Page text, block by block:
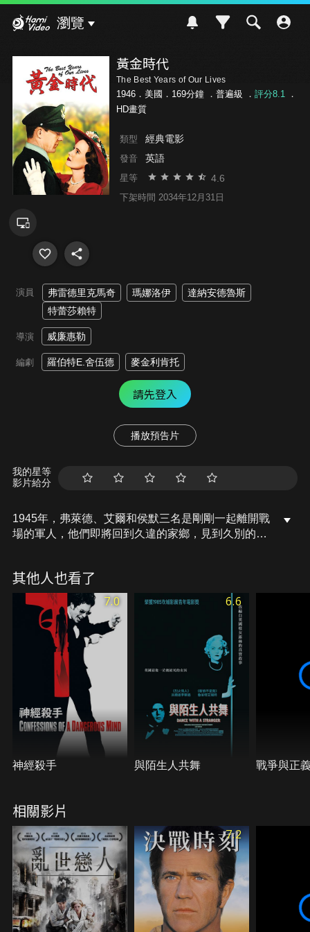
瀏覽
黃金時代
The Best Years of Our Lives
1946．美國．169分鐘 ． 普遍級 ． 評分8.1．
HD畫質
類型 經典電影
發音 英語
星等 4.6
下架時間 2034年12月31日
演員 弗雷德里克馬奇 瑪娜洛伊
達納安德魯斯
特蕾莎賴特
導演 威廉惠勒
編劇 羅伯特E.舍伍德 麥金利肯托
請先登入
播放預告片
我的星等
影片給分
1945年，弗萊德、艾爾和侯默三名是剛剛一起離開戰
場的軍人，他們即將回到久違的家鄉，見到久別的親
的平安歸來，讓米莉的內心陷入狂喜久久不能平靜，
帶著已長大成人的一雙兒女，四口之家未來幸福又光
明。弗萊德就沒有這麼幸運了，不僅父母的狀況不樂
觀，新婚的妻子也夜夜狂歡於歡場之中。對於侯默來
說，戰爭給自己帶來的殘疾成為了壓在親人和愛人肩
上的重擔，在自責和悔恨中，他終日悶悶不樂。
其他人也看了
7.0
神經殺手
6.6
與陌生人共舞 戰爭與正
相關影片
7.2